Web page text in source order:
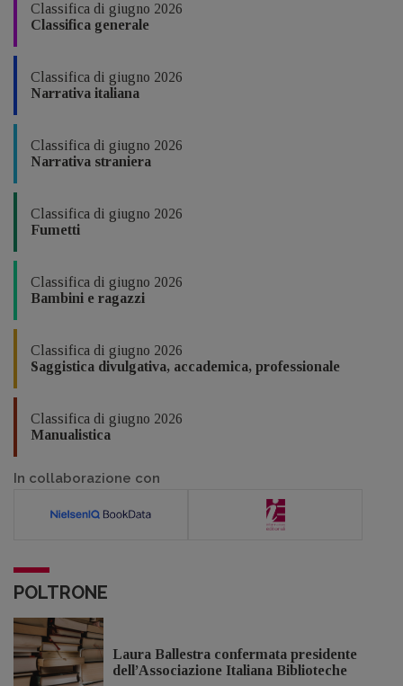
Classifica di giugno 2026
Classifica generale
Classifica di giugno 2026
Narrativa italiana
Classifica di giugno 2026
Narrativa straniera
Classifica di giugno 2026
Fumetti
Classifica di giugno 2026
Bambini e ragazzi
Classifica di giugno 2026
Saggistica divulgativa, accademica, professionale
Classifica di giugno 2026
Manualistica
In collaborazione con
POLTRONE
Laura Ballestra confermata presidente
dell’Associazione Italiana Biblioteche